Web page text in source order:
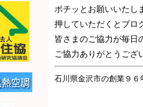
ポチッとお願いいたし
押していただくとブロ
皆さまのご協力が毎日
ご協力ありがとうござ
石川県金沢市の創業９